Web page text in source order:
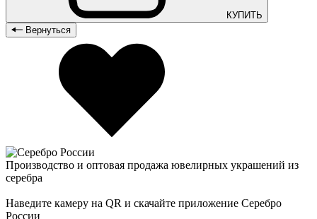
КУПИТЬ
Вернуться
Производство и оптовая продажа ювелирных украшений из
серебра
Наведите камеру на QR и скачайте приложение Серебро
России